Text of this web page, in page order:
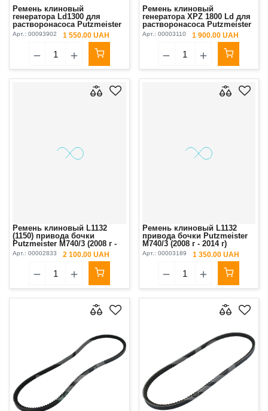
Ремень клиновый
генератора Ld1300 для
растворонасоса Putzmeister
М740/3/4 Original
Арт.: 00093902 1 550.00 UAH
Ремень клиновый
генератора ХPZ 1800 Ld для
растворонасоса Putzmeister
М740/3 Brinkmann DC450/550
Original
Арт.: 00003110 1 900.00 UAH
Ремень клиновый L1132
(1150) привода бочки
Putzmeister М740/3 (2008 г -
2014 г) Optibelt
Арт.: 00002833 2 100.00 UAH
Ремень клиновый L1132
привода бочки Putzmeister
М740/3 (2008 г - 2014 г)
Арт.: 00003189 1 350.00 UAH